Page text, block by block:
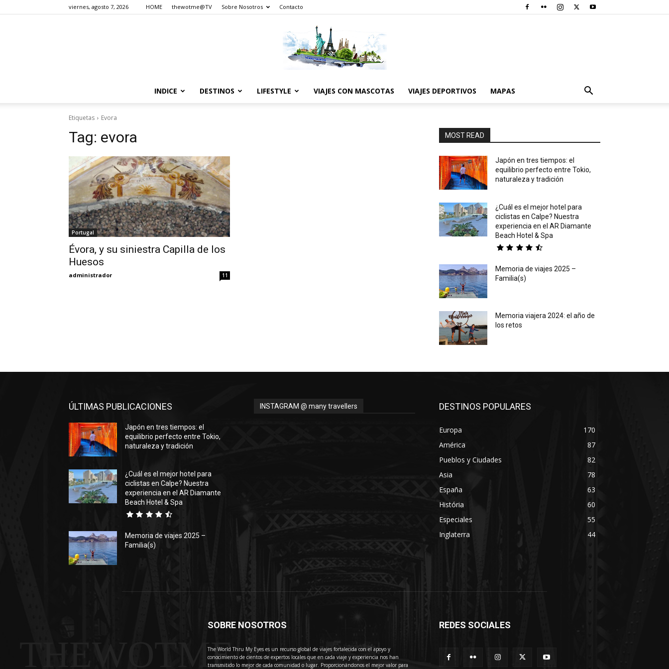
viernes, agosto 7, 2026 HOME thewotme@TV Sobre Nosotros Contacto
INDICE DESTINOS LIFESTYLE VIAJES CON MASCOTAS VIAJES DEPORTIVOS MAPAS
Etiquetas Evora
Tag: evora
Portugal
Évora, y su siniestra Capilla de los
Huesos
administrador 11
MOST READ
Japón en tres tiempos: el
equilibrio perfecto entre Tokio,
naturaleza y tradición
¿Cuál es el mejor hotel para
ciclistas en Calpe? Nuestra
experiencia en el AR Diamante
Beach Hotel & Spa
Memoria de viajes 2025 –
Familia(s)
Memoria viajera 2024: el año de
los retos
ÚLTIMAS PUBLICACIONES
Japón en tres tiempos: el
equilibrio perfecto entre Tokio,
naturaleza y tradición
¿Cuál es el mejor hotel para
ciclistas en Calpe? Nuestra
experiencia en el AR Diamante
Beach Hotel & Spa
Memoria de viajes 2025 –
Familia(s)
INSTAGRAM @ many travellers DESTINOS POPULARES
Europa
170
América
87
Pueblos y Ciudades
82
Asia
78
España
63
História
60
Especiales
55
Inglaterra
44
THEWOTME
SOBRE NOSOTROS
The World Thru My Eyes es un recurso global de viajes fortalecida con el apoyo y
conocimiento de cientos de expertos locales que en cada viaje y experiencia nos han
transmitido lo mejor de cada comunidad o lugar. Proporcionándonos el mejor valor para
REDES SOCIALES